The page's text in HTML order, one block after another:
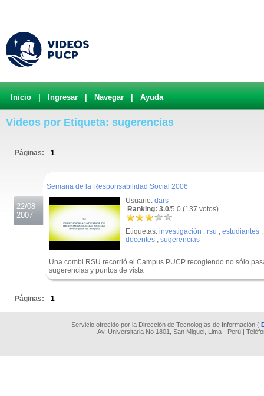
Inicio Ingresar Navegar Ayuda
Videos por Etiqueta: sugerencias
Páginas: 1
22/08
2007
Semana de la Responsabilidad Social 2006
Usuario: dars
Ranking: 3.0/5.0 (137 votos)
Etiquetas: investigación , rsu , estudiantes ,
docentes , sugerencias
Una combi RSU recorrió el Campus PUCP recogiendo no sólo
sugerencias y puntos de vista
Páginas: 1
Servicio ofrecido por la Dirección de Tecnologías de Información (
Av. Universitaria No 1801, San Miguel, Lima - Perú |